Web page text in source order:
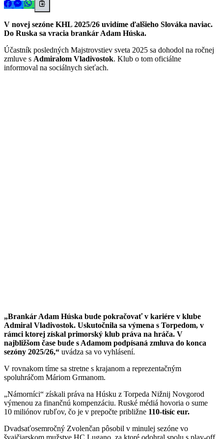
V novej sezóne KHL 2025/26 uvidíme ďalšieho Slováka naviac.
Do Ruska sa vracia brankár Adam Húska.
Účastník posledných Majstrovstiev sveta 2025 sa dohodol na ročnej
zmluve s Admiralom Vladivostok. Klub o tom oficiálne
informoval na sociálnych sieťach.
„Brankár Adam Húska bude pokračovať v kariére v klube
Admiral Vladivostok. Uskutočnila sa výmena s Torpedom, v
rámci ktorej získal primorský klub práva na hráča. V
najbližšom čase bude s Adamom podpísaná zmluva do konca
sezóny 2025/26,“ uvádza sa vo vyhlásení.
V rovnakom tíme sa stretne s krajanom a reprezentačným
spoluhráčom Máriom Grmanom.
„Námorníci“ získali práva na Húsku z Torpeda Nižnij Novgorod
výmenou za finančnú kompenzáciu. Ruské médiá hovoria o sume
10 miliónov rubľov, čo je v prepočte približne 110-tisíc eur.
Dvadsaťosemročný Zvolenčan pôsobil v minulej sezóne vo
švajčiarskom mužstve HC Lugano, za ktoré odohral spolu s play-off